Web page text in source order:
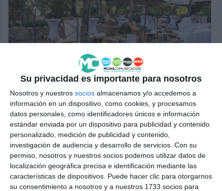
Su privacidad es importante para nosotros
Nosotros y nuestros socios almacenamos y/o accedemos a
información en un dispositivo, como cookies, y procesamos
datos personales, como identificadores únicos e información
estándar enviada por un dispositivo para publicidad y contenido
personalizado, medición de publicidad y contenido,
investigación de audiencia y desarrollo de servicios. Con su
permiso, nosotros y nuestros socios podemos utilizar datos de
localización geográfica precisa e identificación mediante las
características de dispositivos. Puede hacer clic para otorgarnos
su consentimiento a nosotros y a nuestros 1733 socios para